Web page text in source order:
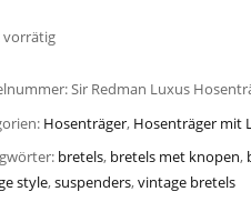
vorrätig
Sir Redman Luxus
Hosenträger, Hosenträger mit
bretels, bretels met knopen,
style,suspenders,vintage bretels